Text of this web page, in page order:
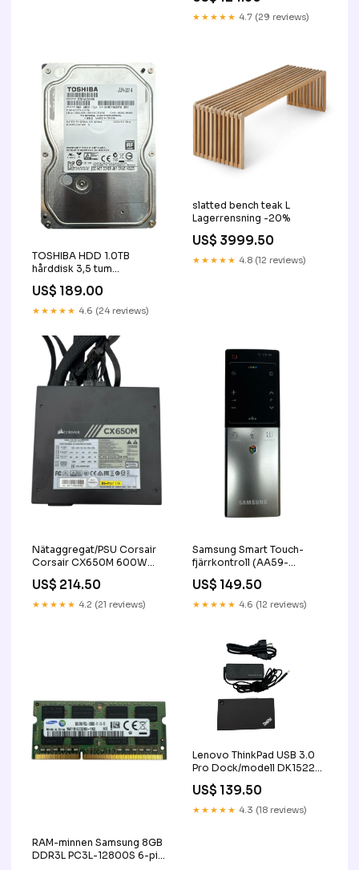
★★★★★ 4.7 (29 reviews)
TOSHIBA HDD 1.0TB
hårddisk 3,5 tum
(Begagnad) Alla produkter
US$ 189.00
★★★★★ 4.6 (24 reviews)
slatted bench teak L
Lagerrensning -20%
US$ 3999.50
★★★★★ 4.8 (12 reviews)
Nätaggregat/PSU Corsair
Corsair CX650M 600W
produkter
US$ 214.50
★★★★★ 4.2 (21 reviews)
Samsung Smart Touch-
fjärrkontroll (AA59-
kabel för grafikkort
US$ 149.50
★★★★★ 4.6 (12 reviews)
RAM-minnen Samsung 8GB
DDR3L PC3L-12800S 6-pin
Lenovo ThinkPad USB 3.0
Pro Dock/modell DK1522
US$ 139.50
★★★★★ 4.3 (18 reviews)